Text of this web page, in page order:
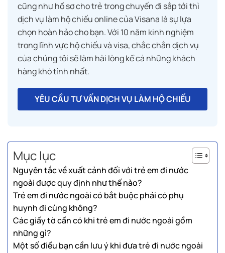
cũng như hồ sơ cho trẻ trong chuyến đi sắp tới thì
dịch vụ làm hộ chiếu online của Visana là sự lựa
chọn hoàn hảo cho bạn. Với 10 năm kinh nghiệm
trong lĩnh vực hộ chiếu và visa, chắc chắn dịch vụ
của chúng tôi sẽ làm hài lòng kể cả những khách
hàng khó tính nhất.
YÊU CẦU TƯ VẤN DỊCH VỤ LÀM HỘ CHIẾU
Mục lục
Nguyên tắc về xuất cảnh đối với trẻ em đi nước
ngoài được quy định như thế nào?
Trẻ em đi nước ngoài có bắt buộc phải có phụ
huynh đi cùng không?
Các giấy tờ cần có khi trẻ em đi nước ngoài gồm
những gì?
Một số điều bạn cần lưu ý khi đưa trẻ đi nước ngoài